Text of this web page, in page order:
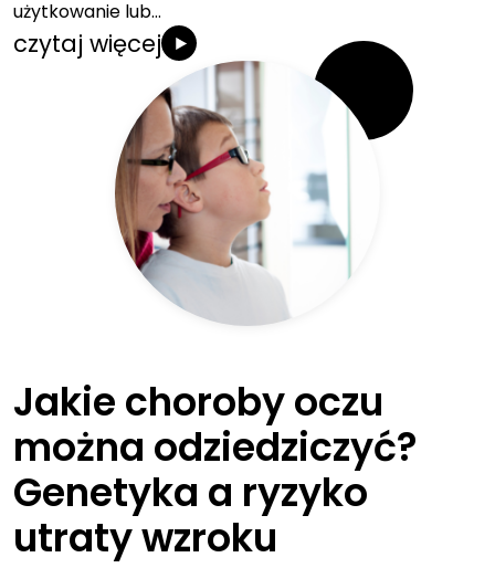
użytkowanie lub…
czytaj więcej
Jakie choroby oczu
można odziedziczyć?
Genetyka a ryzyko
utraty wzroku